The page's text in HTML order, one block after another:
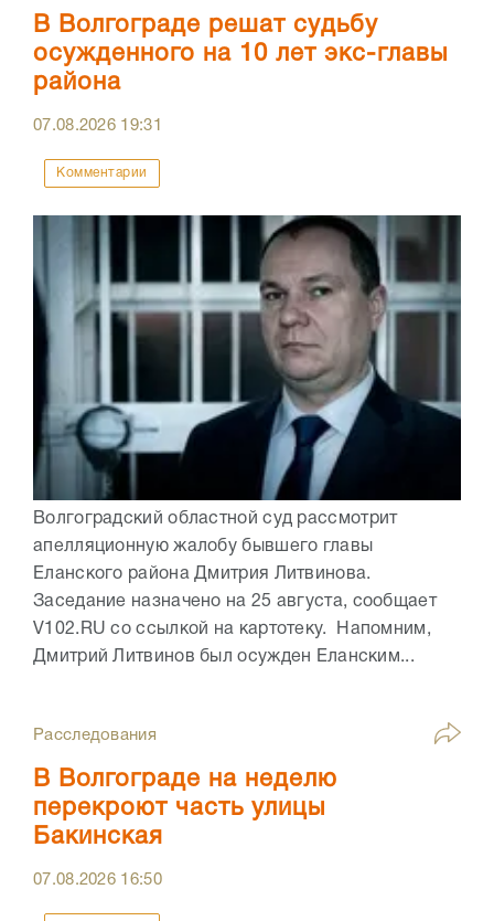
В Волгограде решат судьбу
осужденного на 10 лет экс-главы
района
07.08.2026 19:31
Комментарии
Волгоградский областной суд рассмотрит
апелляционную жалобу бывшего главы
Еланского района Дмитрия Литвинова.
Заседание назначено на 25 августа, сообщает
V102.RU со ссылкой на картотеку. Напомним,
Дмитрий Литвинов был осужден Еланским...
Расследования
В Волгограде на неделю
перекроют часть улицы
Бакинская
07.08.2026 16:50